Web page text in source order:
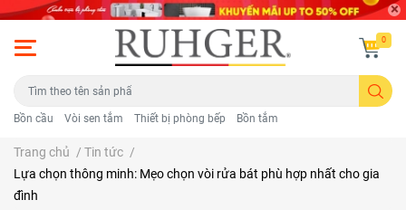
Bồn cầu Vòi sen tắm Thiết bị phòng bếp Bồn tắm
0
Trang chủ / Tin tức /
Lựa chọn thông minh: Mẹo chọn vòi rửa bát phù hợp nhất cho gia
đình